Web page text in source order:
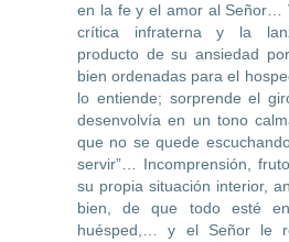
en la fe y el amor al Señor…
crítica infraterna y la
producto de su ansiedad
bien ordenadas para el
lo entiende; sorprende el
desenvolvía en un tono
que no se quede
servir”… Incomprensión,
su propia situación interior,
bien, de que todo esté
huésped,… y el Señor le